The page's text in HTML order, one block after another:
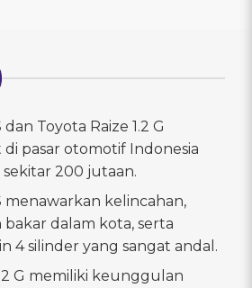
Toyota Raize 1.2 G
pasar otomotif Indonesia
200 jutaan.
menawarkan kelincahan,
bakar dalam kota, serta
4 silinder yang sangat andal.
G memiliki keunggulan